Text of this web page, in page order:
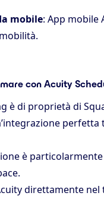
mobile: App mobile
con Acuity
è di proprietà di
perfetta
è
direttamente nel